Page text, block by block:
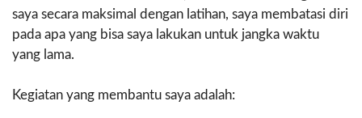
saya secara maksimal dengan latihan, saya membatasi diri
pada apa yang bisa saya lakukan untuk jangka waktu
yang lama.
Kegiatan yang membantu saya adalah: